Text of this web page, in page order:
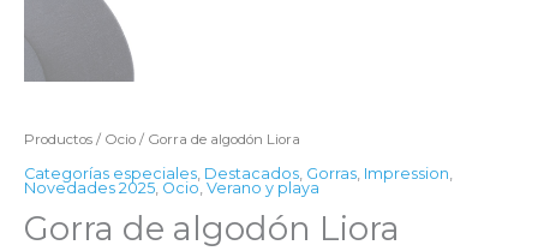
Productos / Ocio / Gorra de algodón Liora
Categorías especiales Destacados Gorras Impression
Novedades 2025 Ocio Verano y playa
Gorra de algodón Liora